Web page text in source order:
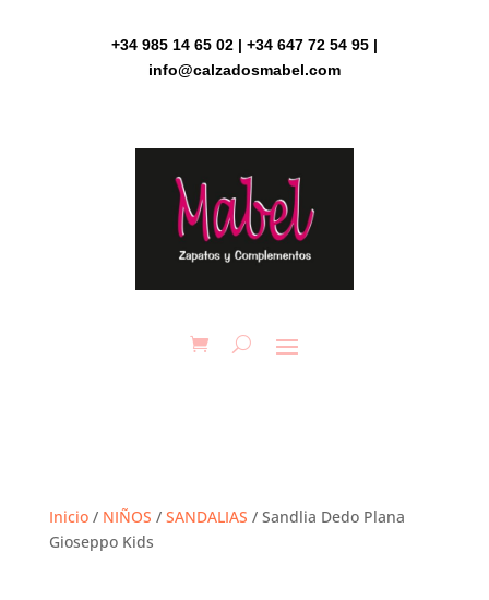
+34 985 14 65 02 | +34 647 72 54 95 |
info@calzadosmabel.com
Inicio/ NIÑOS / SANDALIAS / Sandlia Dedo Plana
Gioseppo Kids